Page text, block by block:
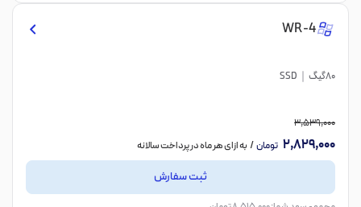
WR-4
80گیگ SSD
3,539,000
2,829,000 تومان/ به ازای هر ماه در پرداخت سالانه
ثبت سفارش